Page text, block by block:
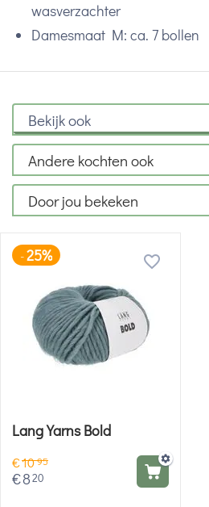
wasverzachter
Damesmaat M: ca. 7 bollen
Bekijk ook
Andere kochten ook
Door jou bekeken
-25%
Lang Yarns Bold
€1095
€820